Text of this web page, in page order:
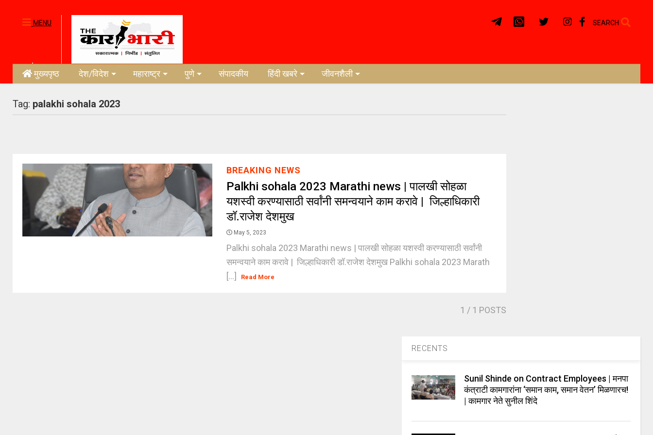
MENU SEARCH
मुख्यपृष्ठ देश/विदेश महाराष्ट्र पुणे संपादकीय हिंदी खबरे जीवनशैली
Tag: palakhi sohala 2023
BREAKING NEWS
Palkhi sohala 2023 Marathi news | पालखी सोहळा
यशस्वी करण्यासाठी सर्वांनी समन्वयाने काम करावे | जिल्हाधिकारी
डॉ.राजेश देशमुख
May 5, 2023
Palkhi sohala 2023 Marathi news | पालखी सोहळा यशस्वी करण्यासाठी सर्वांनी
समन्वयाने काम करावे | जिल्हाधिकारी डॉ.राजेश देशमुख Palkhi sohala 2023 Marath
[...]
Read More
1 / 1 POSTS
RECENTS
Sunil Shinde on Contract Employees | मनपा
कंत्राटी कामगारांना ‘समान काम, समान वेतन’ मिळणारच!
| कामगार नेते सुनील शिंदे